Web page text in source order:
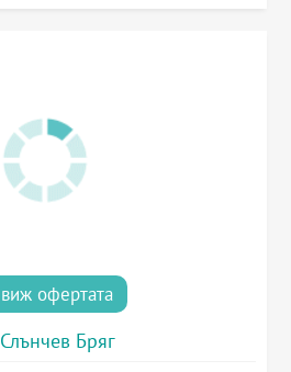
виж офертата
Слънчев Бряг